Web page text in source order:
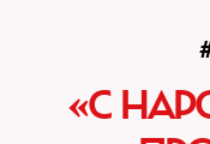
«С